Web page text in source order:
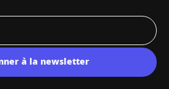
à la newsletter